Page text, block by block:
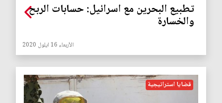
تطبيع البحرين مع اسرائيل: حسابات الربح
والخسارة
الأربعاء 16 ايلول 2020
قضايا استراتيجية